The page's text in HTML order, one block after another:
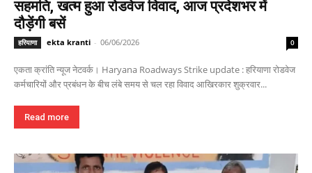
सहमति, खत्म हुआ रोडवेज विवाद, आज प्रदेशभर में
दौड़ेंगी बसें
हरियाणा ekta kranti - 06/06/2026 0
एकता क्रांति न्यूज नेटवर्क। Haryana Roadways Strike update : हरियाणा रोडवेज
कर्मचारियों और प्रबंधन के बीच लंबे समय से चल रहा विवाद आखिरकार शुक्रवार...
Read more